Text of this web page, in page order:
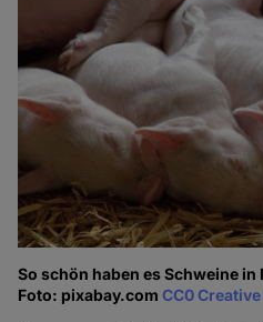
So schön haben es Schweine
Foto: pixabay.comCC0